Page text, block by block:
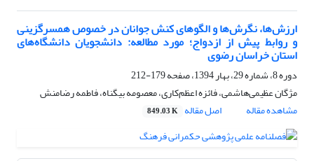
ارزش‌ها، نگرش‌ها و الگوهای کنش جوانان در خصوص همسرگزینی
و روابط پیش از ازدواج؛ مورد مطالعه: دانشجویان دانشگاه‌های
استان خراسان رضوی
دوره 8، شماره 29، بهار 1394، صفحه
179-212
مژگان عظیمی‌هاشمی، فائزه اعظم‌کاری، معصومه بیگناه، فاطمه رضامنش
مشاهده مقاله
اصل مقاله 849.03 K